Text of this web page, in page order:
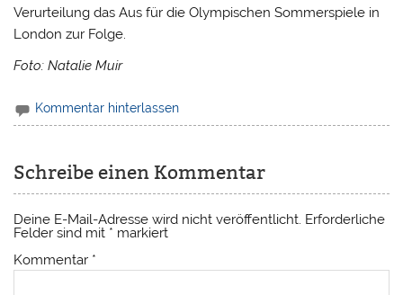
Verurteilung das Aus für die Olympischen Sommerspiele in
London zur Folge.
Foto: Natalie Muir
Kommentar hinterlassen
Schreibe einen Kommentar
Deine E-Mail-Adresse wird nicht veröffentlicht. Erforderliche
Felder sind mit * markiert
Kommentar *